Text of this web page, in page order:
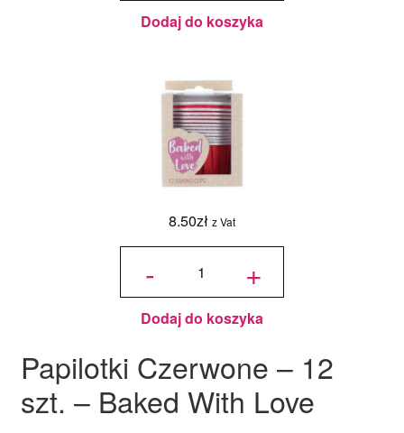
Dodaj do koszyka
8.50zł z Vat
-
ilość
- 12 szt. -
Baked
With Love +
Dodaj do koszyka
Papilotki Czerwone – 12
szt. – Baked With Love